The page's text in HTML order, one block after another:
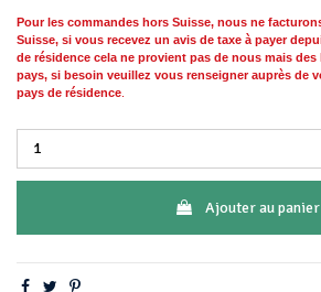
Pour les commandes hors Suisse, nous ne
Suisse, si vous recevez un avis de taxe à payer
de résidence cela ne provient pas de nous mais
pays, si besoin veuillez vous renseigner auprès de
pays de résidence
Ajouter au panier